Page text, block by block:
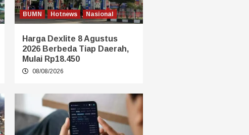
BUMN Hotnews Nasional
Harga Dexlite 8 Agustus
2026 Berbeda Tiap Daerah,
Mulai Rp18.450
08/08/2026